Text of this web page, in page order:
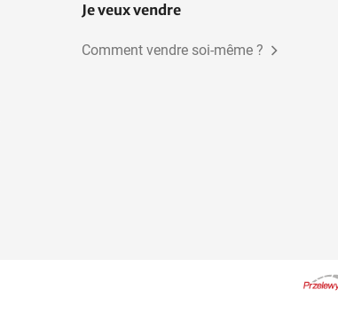
Je veux vendre
Comment vendre soi-même ?